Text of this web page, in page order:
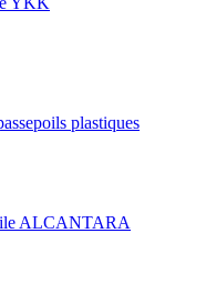
plastiques
ALCANTARA